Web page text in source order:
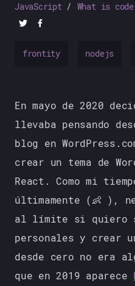
JavaScript
What is code
frontity nodejs
En mayo de 2020
llevaba pensando
blog en
crear un tema de
React. Como mi
últimamente (👶 ),
al límite si quiero
personales y crear
desde cero no era
que en 2019 aparece